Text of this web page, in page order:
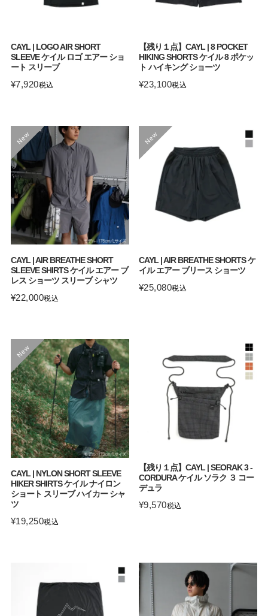
CAYL | LOGO AIR SHORT
SLEEVE ケイル ロゴ エアー ショ
ート スリーブ
¥7,920税込
【残り１点】CAYL | 8 POCKET
HIKING SHORTS ケイル 8 ポケッ
ト ハイキング ショーツ
¥23,100税込
CAYL | AIR BREATHE SHORT
SLEEVE SHIRTS ケイル エアー ブ
レス ショーツ スリーブ シャツ
¥22,000税込
CAYL | AIR BREATHE SHORTS ケ
イル エアー ブリース ショーツ
¥25,080税込
CAYL | NYLON SHORT SLEEVE
HIKER SHIRTS ケイル ナイロン
ショート スリーブ ハイカー シャ
ツ
¥19,250税込
【残り１点】CAYL | SEORAK 3 -
CORDURA ケイル ソラク ３ コー
デュラ
¥9,570税込